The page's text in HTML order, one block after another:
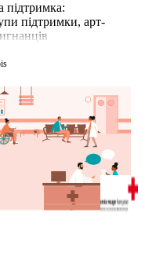
підтримка:
підтримки, арт-